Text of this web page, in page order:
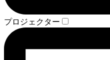
プロジェクター